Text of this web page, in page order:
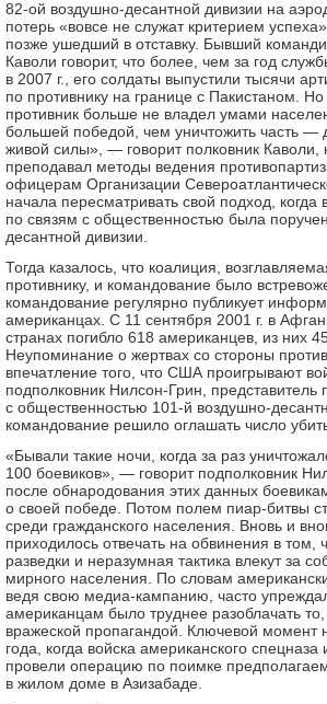
82-ой воздушно-десантной дивизии на
потерь «вовсе не служат критерием
позже ушедший в отставку. Бывший
Каволи говорит, что более, чем за год
в 2007 г., его солдаты выпустили тысячи
по противнику на границе с Пакистаном. Но
противник больше не владел умами
большей победой, чем уничтожить часть
живой силы», — говорит полковник Каволи,
преподавал методы ведения
офицерам Организации
начала пересматривать свой подход, когда
по связям с общественностью была
десантной дивизии.
Тогда казалось, что коалиция,
противнику, и командование было
командование регулярно публикует
американцах. С 11 сентября 2001 г. в
странах погибло 618 американцев, из них
Неупоминание о жертвах со стороны
впечатление того, что США проигрывают
подполковник Нилсон-Грин, представитель
с общественностью 101-й воздушно-
командование решило оглашать число
«Бывали такие ночи, когда за раз
100 боевиков», — говорит подполковник
после обнародования этих данных
о своей победе. Потом полем пиар-битвы
среди гражданского населения. Вновь и
приходилось отвечать на обвинения в том,
разведки и неразумная тактика влекут за
мирного населения. По словам
ведя свою медиа-кампанию, часто
американцам было труднее разоблачать то,
вражеской пропагандой. Ключевой момент
года, когда войска американского
провели операцию по поимке
в жилом доме в Азизабаде.